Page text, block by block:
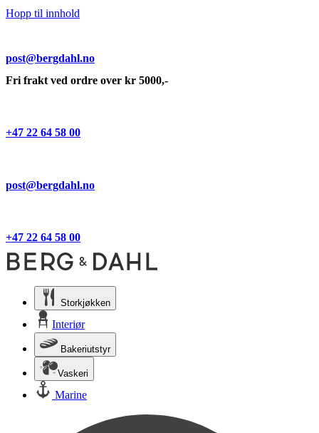
Hopp til innhold
post@bergdahl.no
Fri frakt ved ordre over kr 5000,-
+47 22 64 58 00
post@bergdahl.no
+47 22 64 58 00
Storkjøkken
Interiør
Bakeriutstyr
Vaskeri
Marine